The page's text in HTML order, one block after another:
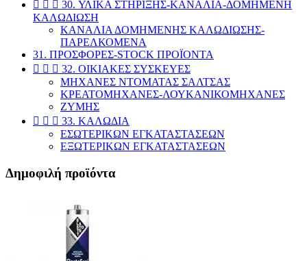
   30. ΥΛΙΚΑ ΣΤΗΡΙΞΗΣ-ΚΑΝΑΛΙΑ-ΔΟΜΗΜΕΝΗ
ΚΑΛΩΔΙΩΣΗ
ΚΑΝΑΛΙΑ ΔΟΜΗΜΕΝΗΣ ΚΑΛΩΔΙΩΣΗΣ-
ΠΑΡΕΛΚΟΜΕΝΑ
31. ΠΡΟΣΦΟΡΕΣ-STOCK ΠΡΟΪΟΝΤΑ
   32. ΟΙΚΙΑΚΕΣ ΣΥΣΚΕΥΕΣ
ΜΗΧΑΝΕΣ ΝΤΟΜΑΤΑΣ ΣΑΛΤΣΑΣ
KΡΕΑΤΟΜΗΧΑΝΕΣ-ΛΟΥΚΑΝΙΚΟΜΗΧΑΝΕΣ
ΖΥΜΗΣ
   33. ΚΑΛΩΔΙΑ
ΕΣΩΤΕΡΙΚΩΝ ΕΓΚΑΤΑΣΤΑΣΕΩΝ
ΕΞΩΤΕΡΙΚΩΝ ΕΓΚΑΤΑΣΤΑΣΕΩΝ
Δημοφιλή προϊόντα